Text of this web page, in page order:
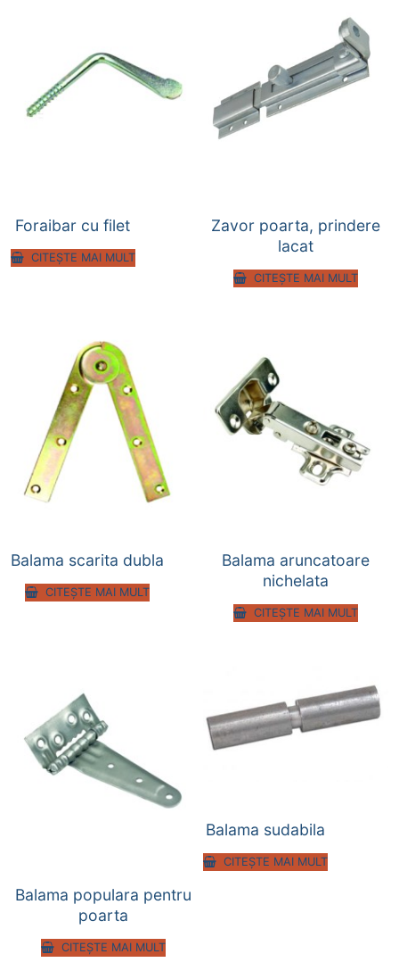
Foraibar cu filet
CITEȘTE MAI MULT
Zavor poarta, prindere
lacat
CITEȘTE MAI MULT
Balama scarita dubla
CITEȘTE MAI MULT
Balama aruncatoare
nichelata
CITEȘTE MAI MULT
Balama populara pentru
poarta
CITEȘTE MAI MULT
Balama sudabila
CITEȘTE MAI MULT